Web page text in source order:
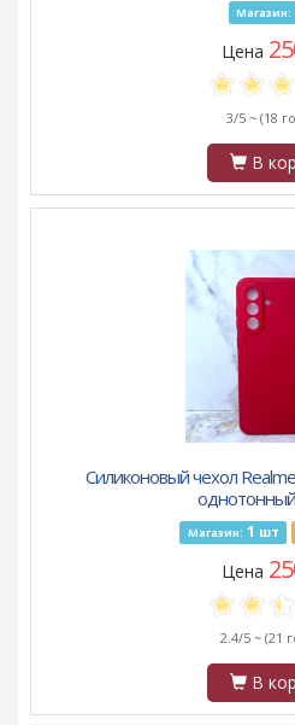
Магазин:
Цена
3/5 ~ (18
В
Силиконовый чехол
Магазин: 1 шт
Цена
2.4/5 ~ (21
В